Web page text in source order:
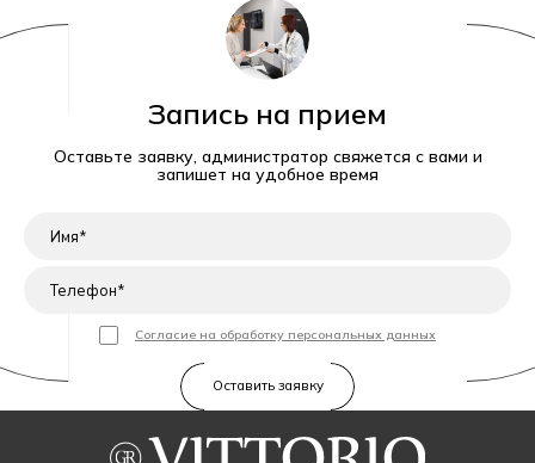
Запись на прием
Оставьте заявку, администратор свяжется с вами и
запишет на удобное время
Согласие на обработку персональных данных